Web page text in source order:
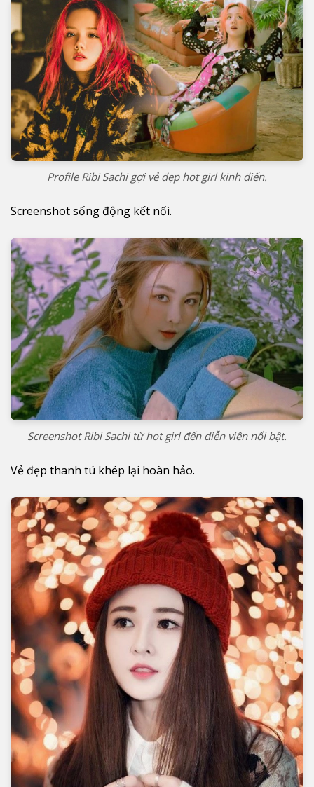
Profile Ribi Sachi gợi vẻ đẹp hot girl kinh điển.
Screenshot sống động kết nối.
Screenshot Ribi Sachi từ hot girl đến diễn viên nổi bật.
Vẻ đẹp thanh tú khép lại hoàn hảo.